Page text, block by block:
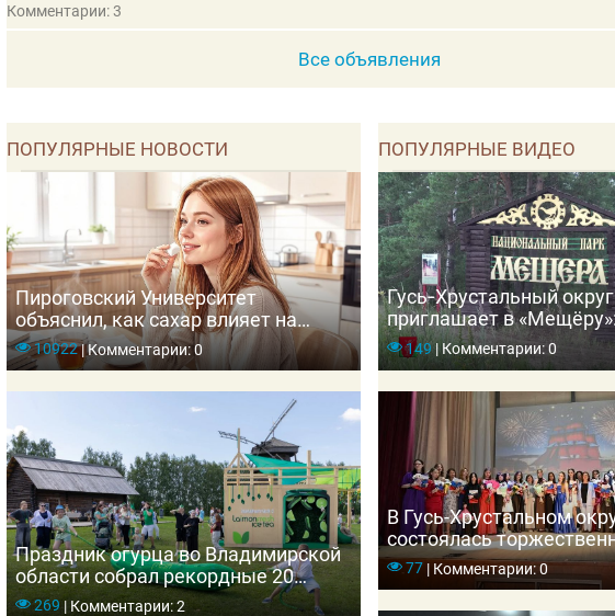
Комментарии: 3
Все объявления
ПОПУЛЯРНЫЕ НОВОСТИ
Пироговский Университет
объяснил, как сахар влияет на
организм и приводит к диабету
10922|Комментарии: 0
Праздник огурца во Владимирской
области собрал рекордные 20
тысяч гостей
269 |Комментарии: 2
ПОПУЛЯРНЫЕ ВИДЕО
Гусь‑Хрустальный округ
приглашает в
зубрами и погружение
149|Комментарии: 0
В Гусь-Хрустальном
состоялась
церемония вручения
выпускникам школ
77 |Комментарии: 0